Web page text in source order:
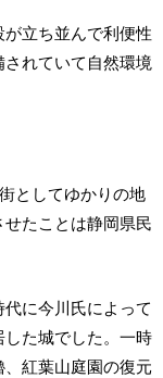
立ち並んで利便性
れていて自然環境
としてゆかりの地
たことは静岡県民
に今川氏によって
た城でした。一時
紅葉山庭園の復元